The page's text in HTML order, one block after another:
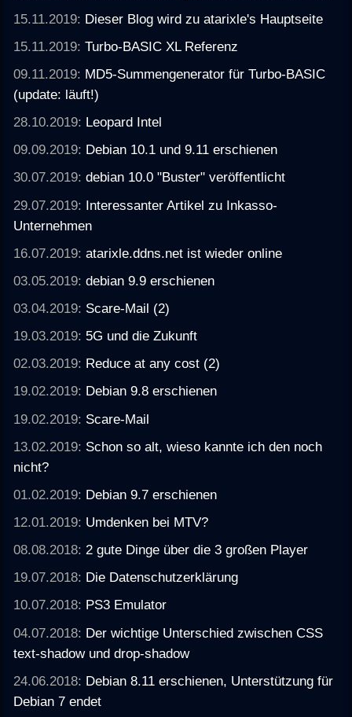
15.11.2019: Dieser Blog wird zu atarixle's Hauptseite
15.11.2019:Turbo-BASIC XL Referenz
09.11.2019: MD5-Summengenerator für Turbo-BASIC
(update: läuft!)
28.10.2019: Leopard Intel
09.09.2019: Debian 10.1 und 9.11 erschienen
30.07.2019:debian 10.0 "Buster" veröffentlicht
29.07.2019: Interessanter Artikel zu Inkasso-
Unternehmen
16.07.2019:atarixle.ddns.net ist wieder online
03.05.2019:debian 9.9 erschienen
03.04.2019: Scare-Mail (2)
19.03.2019: 5G und die Zukunft
02.03.2019: Reduce at any cost (2)
19.02.2019: Debian 9.8 erschienen
19.02.2019: Scare-Mail
13.02.2019: Schon so alt, wieso kannte ich den noch
nicht?
01.02.2019: Debian 9.7 erschienen
12.01.2019: Umdenken bei MTV?
08.08.2018:2 gute Dinge über die 3 großen Player
19.07.2018: Die Datenschutzerklärung
10.07.2018: PS3 Emulator
04.07.2018: Der wichtige Unterschied zwischen CSS
text-shadow und drop-shadow
24.06.2018: Debian 8.11 erschienen, Unterstützung für
Debian 7 endet